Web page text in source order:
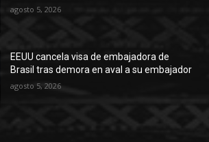
agosto 5, 2026
EEUU cancela visa de embajadora de
Brasil tras demora en aval a su embajador
agosto 5, 2026